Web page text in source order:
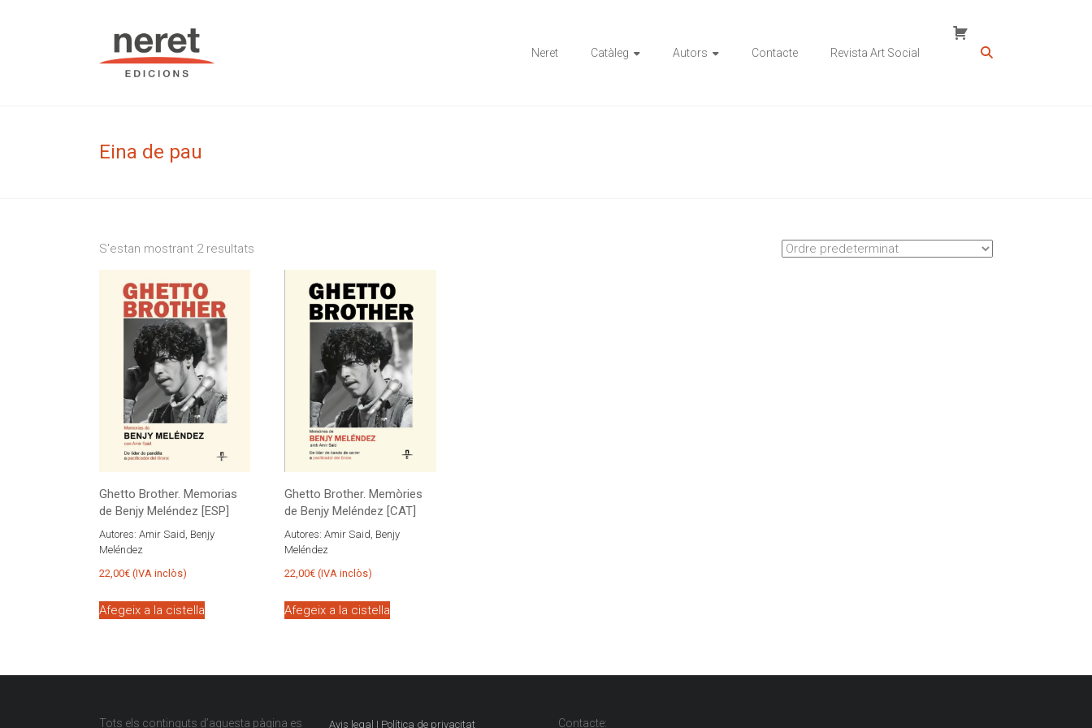
Neret Catàleg Autors Contacte Revista Art Social
Eina de pau
S'estan mostrant 2 resultats
Ghetto Brother. Memorias
de Benjy Meléndez [ESP]
Autores: Amir Said, Benjy
Meléndez
22,00€ (IVA inclòs)
Afegeix a la cistella
Ghetto Brother. Memòries
de Benjy Meléndez [CAT]
Autores: Amir Said, Benjy
Meléndez
22,00€ (IVA inclòs)
Afegeix a la cistella
Tots els continguts d’aquesta pàgina es Avis legal | Política de privacitat Contacte: